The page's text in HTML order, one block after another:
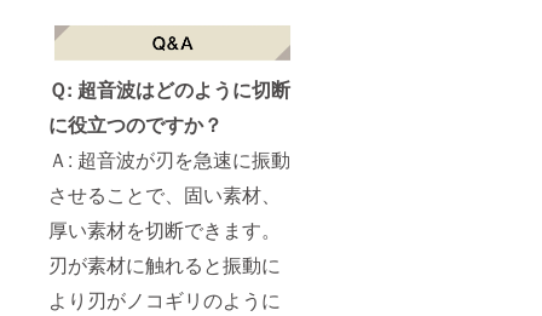
Ｑ: 超音波はどのように切断
に役立つのですか？
Ａ: 超音波が刃を急速に振動
させることで、固い素材、
厚い素材を切断できます。
刃が素材に触れると振動に
より刃がノコギリのように